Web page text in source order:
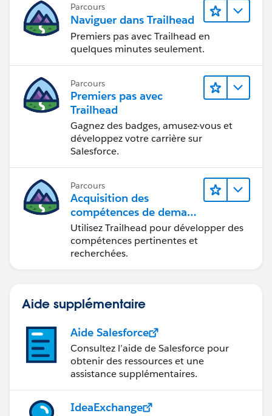
Parcours
Naviguer dans Trailhead
Premiers pas avec Trailhead en
quelques minutes seulement.
Parcours
Premiers pas avec
Trailhead
Gagnez des badges, amusez-vous et
développez votre carrière sur
Salesforce.
Parcours
Acquisition des
compétences de demain
avec Trailhead
Utilisez Trailhead pour développer des
compétences pertinentes et
recherchées.
Aide supplémentaire
Aide Salesforce
Consultez l’aide de Salesforce pour
obtenir des ressources et une
assistance supplémentaires.
IdeaExchange